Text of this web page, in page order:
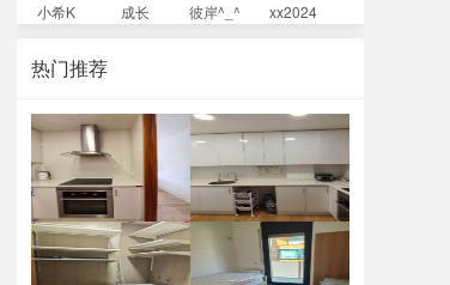
小希K 成长 彼岸^_^ xx2024
热门推荐